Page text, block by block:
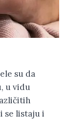
su da
u vidu
se listaju i